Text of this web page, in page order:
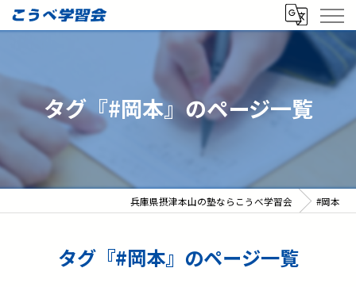
タグ『#岡本』のページ一覧
兵庫県摂津本山の塾ならこうべ学習会 #岡本
タグ『#岡本』のページ一覧